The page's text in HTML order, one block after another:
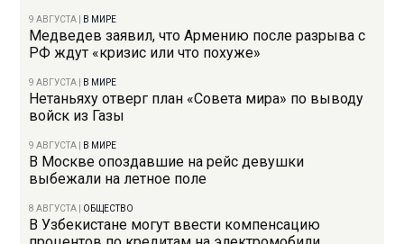
9 АВГУСТА В МИРЕ
Медведев заявил, что Армению после разрыва с
РФ ждут «кризис или что похуже»
9 АВГУСТА В МИРЕ
Нетаньяху отверг план «Совета мира» по выводу
войск из Газы
9 АВГУСТА В МИРЕ
В Москве опоздавшие на рейс девушки
выбежали на летное поле
8 АВГУСТА ОБЩЕСТВО
В Узбекистане могут ввести компенсацию